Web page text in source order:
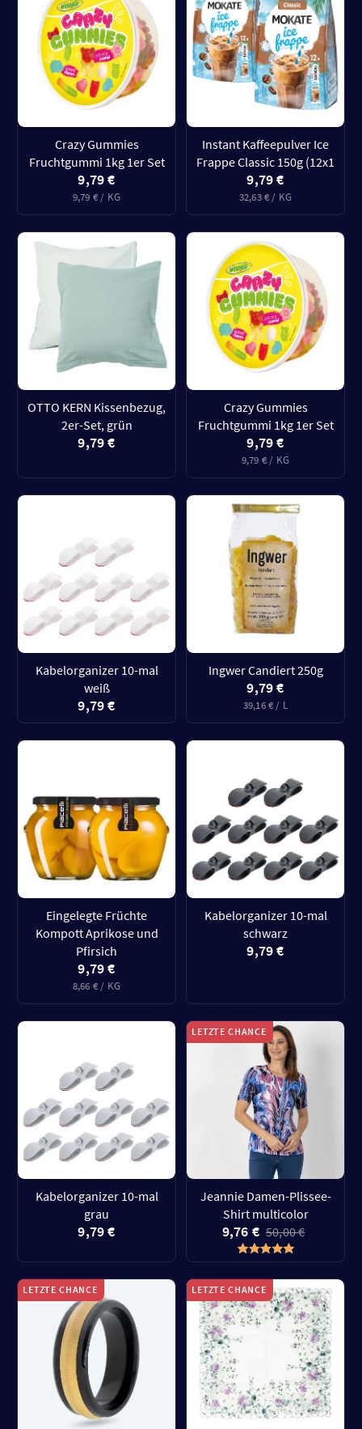
Crazy Gummies
Fruchtgummi 1kg 1er Set
9,79 €
9,79 € / KG
Instant Kaffeepulver Ice
Frappe Classic 150g (12x1
9,79 €
32,63 € / KG
OTTO KERN Kissenbezug,
2er-Set, grün
9,79 €
Crazy Gummies
Fruchtgummi 1kg 1er Set
9,79 €
9,79 € / KG
Kabelorganizer 10-mal
weiß
9,79 €
Ingwer Candiert 250g
9,79 €
39,16 € / L
Eingelegte Früchte
Kompott Aprikose und
Pfirsich
9,79 €
8,66 € / KG
Kabelorganizer 10-mal
schwarz
9,79 €
Kabelorganizer 10-mal
grau
9,79 €
LETZTE CHANCE
Jeannie Damen-Plissee-
Shirt multicolor
9,76 € 50,00 €
LETZTE CHANCE LETZTE CHANCE